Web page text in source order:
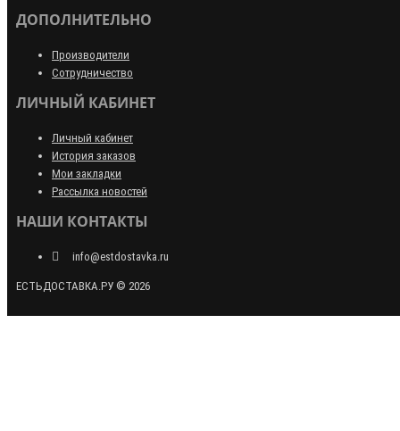
ДОПОЛНИТЕЛЬНО
Производители
Сотрудничество
ЛИЧНЫЙ КАБИНЕТ
Личный кабинет
История заказов
Мои закладки
Рассылка новостей
НАШИ КОНТАКТЫ
info@estdostavka.ru
ЕСТЬДОСТАВКА.РУ © 2026